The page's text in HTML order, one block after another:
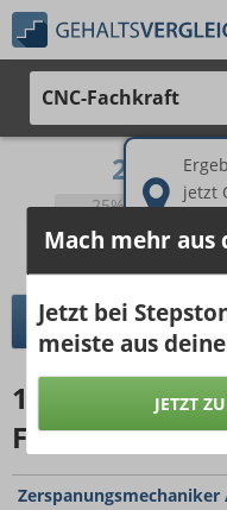
jetzt
Ort
CNC-Fachkraft
2.151 €
25%
pro
DETAILLIERTER
15745
Fachkraft
Mach mehr aus
Jetzt bei
meiste aus
JETZT